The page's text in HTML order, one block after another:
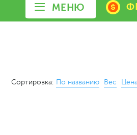
МЕНЮ
Сортировка: По названию Вес